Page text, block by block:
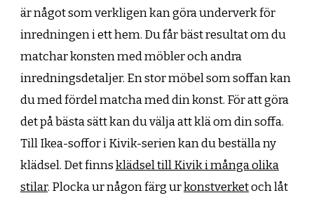
är något som verkligen kan göra underverk för
inredningen i ett hem. Du får bäst resultat om du
matchar konsten med möbler och andra
inredningsdetaljer. En stor möbel som soffan kan
du med fördel matcha med din konst. För att göra
det på bästa sätt kan du välja att klä om din soffa.
Till Ikea-soffor i Kivik-serien kan du beställa ny
klädsel. Det finnsklädsel till Kivik i många olika
stilar. Plocka ur någon färg urkonstverketoch låt